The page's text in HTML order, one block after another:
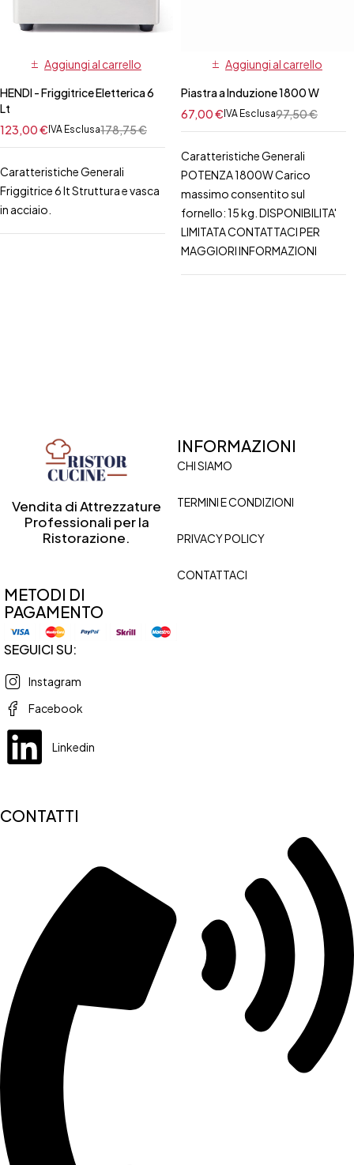
Aggiungi al carrello
HENDI - Friggitrice Eletterica 6
Lt
178,75€
123,00€ IVA Esclusa
Caratteristiche Generali
Friggitrice 6 lt Struttura e vasca
in acciaio.
Aggiungi al carrello
Piastra a Induzione 1800 W
97,50€
67,00€ IVA Esclusa
Caratteristiche Generali
POTENZA 1800W Carico
massimo consentito sul
fornello: 15 kg. DISPONIBILITA'
LIMITATA CONTATTACI PER
MAGGIORI INFORMAZIONI
Vendita di Attrezzature
Professionali per la
Ristorazione.
INFORMAZIONI
CHI SIAMO
TERMINI E CONDIZIONI
PRIVACY POLICY
CONTATTACI
METODI DI
PAGAMENTO
SEGUICI SU:
Instagram
Facebook
Linkedin
CONTATTI